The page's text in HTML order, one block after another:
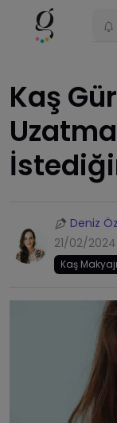
Kaş
Deniz
21/02/2024
Kaş Makyajı